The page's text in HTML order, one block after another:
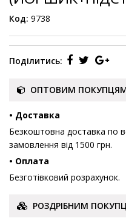
Код: 9738
Поділитись:
ОПТОВИМ
• Доставка
Безкоштовна доставка по
замовлення від 1500 грн.
• Оплата
Безготівковий розрахунок.
РОЗДРІБНИМ